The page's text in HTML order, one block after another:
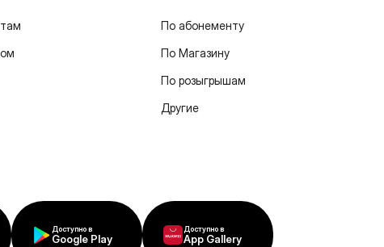
По абонементу
По Магазину
По розыгрышам
Другие
Доступно в
Google Play
Доступно в
App Gallery